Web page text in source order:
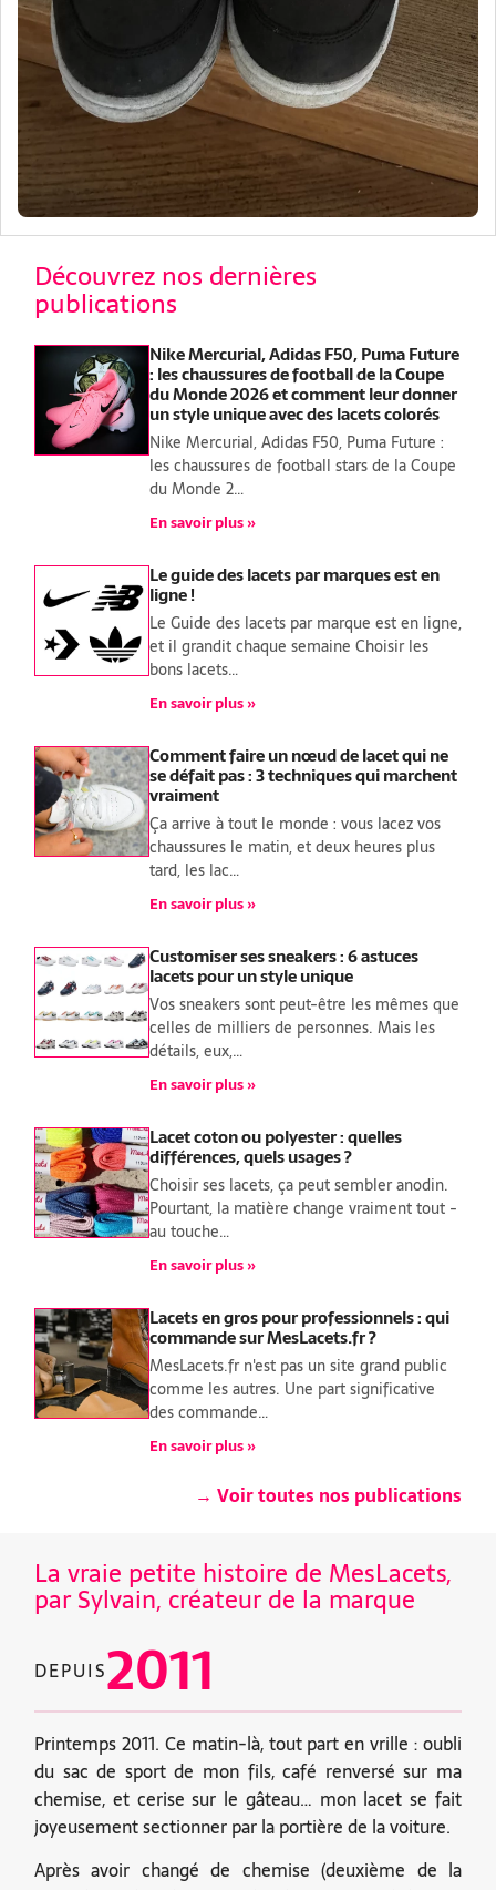
Découvrez nos dernières
publications
Nike Mercurial, Adidas F50, Puma Future
: les chaussures de football de la Coupe
du Monde 2026 et comment leur donner
un style unique avec des lacets colorés
Nike Mercurial, Adidas F50, Puma Future :
les chaussures de football stars de la Coupe
du Monde 2…
En savoir plus »
Le guide des lacets par marques est en
ligne !
Le Guide des lacets par marque est en ligne,
et il grandit chaque semaine Choisir les
bons lacets…
En savoir plus »
Comment faire un nœud de lacet qui ne
se défait pas : 3 techniques qui marchent
vraiment
Ça arrive à tout le monde : vous lacez vos
chaussures le matin, et deux heures plus
tard, les lac…
En savoir plus »
Customiser ses sneakers : 6 astuces
lacets pour un style unique
Vos sneakers sont peut-être les mêmes que
celles de milliers de personnes. Mais les
détails, eux,…
En savoir plus »
Lacet coton ou polyester : quelles
différences, quels usages ?
Choisir ses lacets, ça peut sembler anodin.
Pourtant, la matière change vraiment tout -
au touche…
En savoir plus »
Lacets en gros pour professionnels : qui
commande sur MesLacets.fr ?
MesLacets.fr n'est pas un site grand public
comme les autres. Une part significative
des commande…
En savoir plus »
→ Voir toutes nos publications
La vraie petite histoire de MesLacets,
par Sylvain, créateur de la marque
DEPUIS2011
Printemps 2011. Ce matin-là, tout part en vrille : oubli
du sac de sport de mon fils, café renversé sur ma
chemise, et cerise sur le gâteau… mon lacet se fait
joyeusement sectionner par la portière de la voiture.
Après avoir changé de chemise (deuxième de la